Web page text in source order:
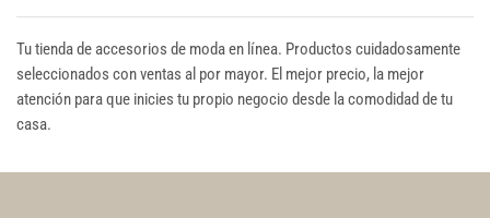
Tu tienda de accesorios de moda en línea. Productos cuidadosamente
seleccionados con ventas al por mayor. El mejor precio, la mejor
atención para que inicies tu propio negocio desde la comodidad de tu
casa.